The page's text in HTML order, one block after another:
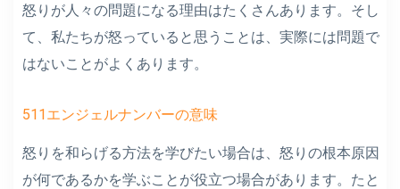
怒りが人々の問題になる理由はたくさんあります。そし
て、私たちが怒っていると思うことは、実際には問題で
はないことがよくあります。
511エンジェルナンバーの意味
怒りを和らげる方法を学びたい場合は、怒りの根本原因
が何であるかを学ぶことが役立つ場合があります。たと